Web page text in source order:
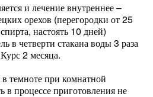
и лечение внутреннее –
орехов (перегородки от 25
настоять 10 дней)
в четверти стакана воды 3 раза
2 месяца.
темноте при комнатной
в процессе приготовления не